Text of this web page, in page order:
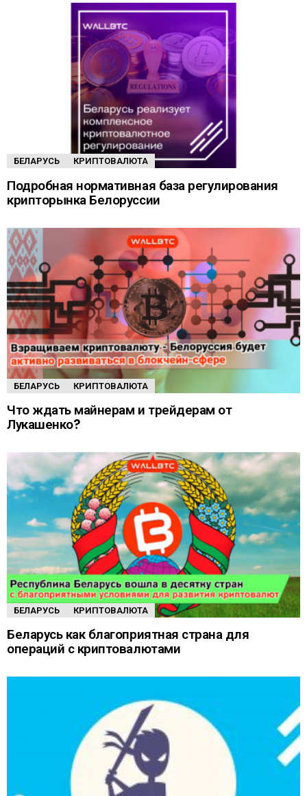
БЕЛАРУСЬ КРИПТОВАЛЮТА
Подробная нормативная база регулирования
крипторынка Белоруссии
БЕЛАРУСЬ КРИПТОВАЛЮТА
Что ждать майнерам и трейдерам от
Лукашенко?
БЕЛАРУСЬ КРИПТОВАЛЮТА
Беларусь как благоприятная страна для
операций с криптовалютами